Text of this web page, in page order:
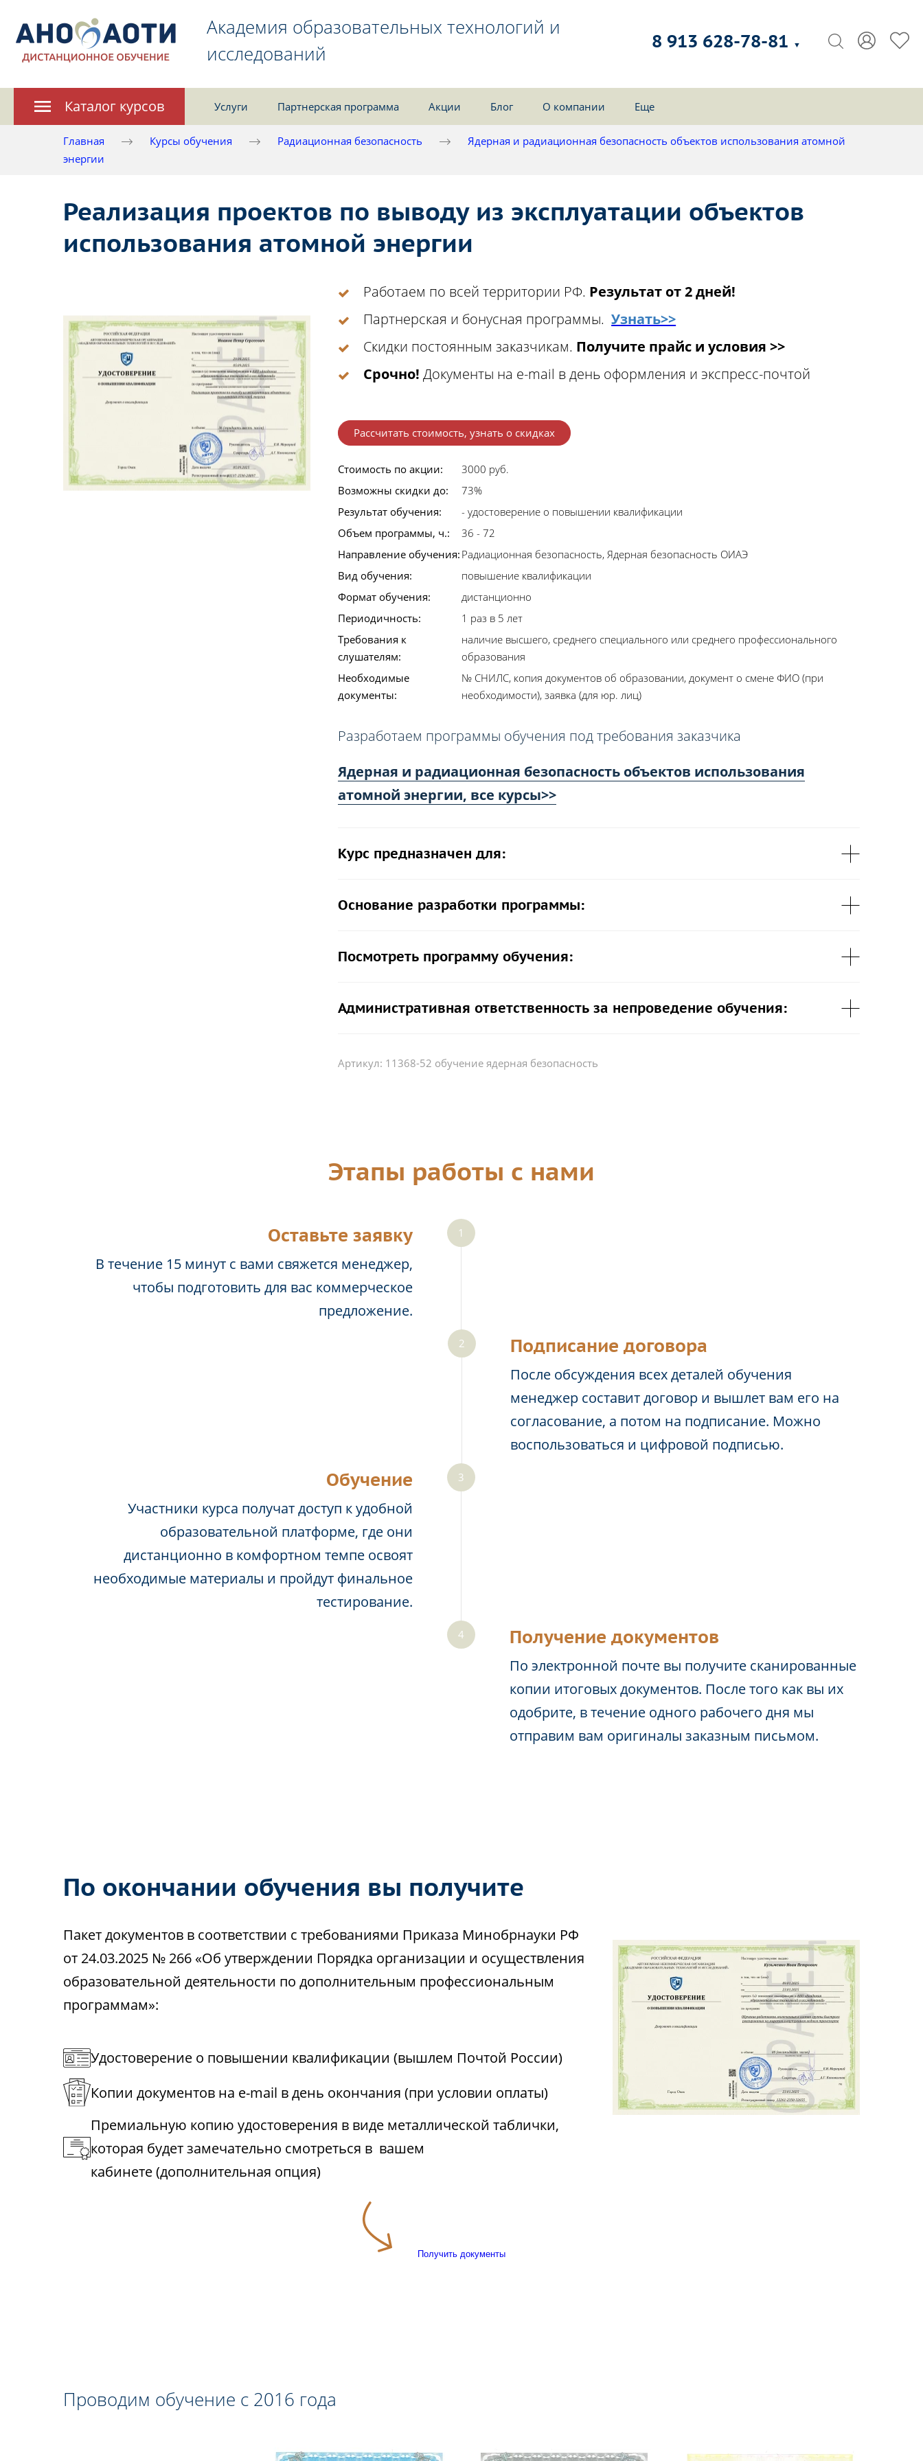
Академия образовательных технологий и
исследований
8 913 628-78-81 ▼
Каталог курсов Услуги Партнерская программа Акции Блог О компании Еще
Главная Курсы обучения Радиационная безопасность
Ядерная и радиационная безопасность объектов использования атомной
энергии
Реализация проектов по выводу из эксплуатации объектов
использования атомной энергии
Работаем по всей территории РФ. Результат от 2 дней!
Партнерская и бонусная программы.Узнать>>
Скидки постоянным заказчикам. Получите прайс и условия >>
Срочно! Документы на e-mail в день оформления и экспресс-почтой
Рассчитать стоимость, узнать о скидках
Стоимость по акции:
3000 руб.
Возможны скидки до:
73%
Результат обучения:
- удостоверение о повышении квалификации
Объем программы, ч.:
36 - 72
Направление обучения: Радиационная безопасность, Ядерная безопасность ОИАЭ
Вид обучения:
повышение квалификации
Формат обучения:
дистанционно
Периодичность:
1 раз в 5 лет
Требования к
слушателям:
наличие высшего, среднего специального или среднего профессионального
образования
Необходимые
документы:
№ СНИЛС, копия документов об образовании, документ о смене ФИО (при
необходимости), заявка (для юр. лиц)
Разработаем программы обучения под требования заказчика
Ядерная и радиационная безопасность объектов использования
атомной энергии, все курсы>>
Курс предназначен для:
Основание разработки программы:
Посмотреть программу обучения:
Административная ответственность за непроведение обучения:
Артикул: 11368-52 обучение ядерная безопасность
Этапы работы с нами
Оставьте заявку
В течение 15 минут с вами свяжется менеджер,
чтобы подготовить для вас коммерческое
предложение.
Подписание договора
После обсуждения всех деталей обучения
менеджер составит договор и вышлет вам его на
согласование, а потом на подписание. Можно
воспользоваться и цифровой подписью.
Обучение
Участники курса получат доступ к удобной
образовательной платформе, где они
дистанционно в комфортном темпе освоят
необходимые материалы и пройдут финальное
тестирование.
Получение документов
По электронной почте вы получите сканированные
копии итоговых документов. После того как вы их
одобрите, в течение одного рабочего дня мы
отправим вам оригиналы заказным письмом.
По окончании обучения вы получите
Пакет документов в соответствии с требованиями Приказа Минобрнауки РФ
от 24.03.2025 № 266 «Об утверждении Порядка организации и осуществления
образовательной деятельности по дополнительным профессиональным
программам»:
Удостоверение о повышении квалификации (вышлем Почтой России)
Копии документов на e-mail в день окончания (при условии оплаты)
Премиальную копию удостоверения в виде металлической таблички,
которая будет замечательно смотреться в вашем
кабинете (дополнительная опция)
Получить документы
Проводим обучение с 2016 года